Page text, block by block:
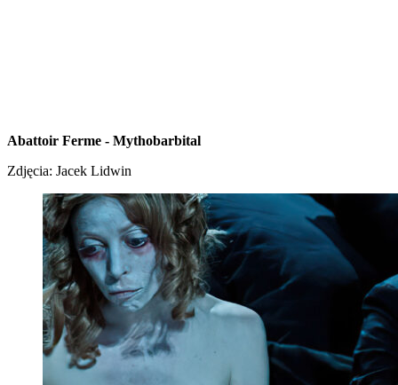
Abattoir Ferme - Mythobarbital
Zdjęcia: Jacek Lidwin